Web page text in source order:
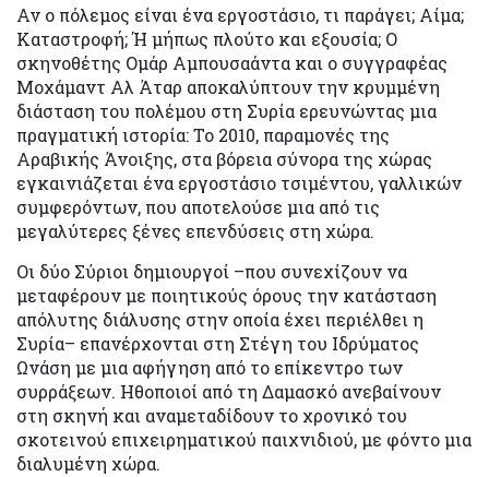
Αν ο πόλεμος είναι ένα εργοστάσιο, τι παράγει; Αίμα;
Καταστροφή; Ή μήπως πλούτο και εξουσία; Ο
σκηνοθέτης Ομάρ Αμπουσαάντα και ο συγγραφέας
Μοχάμαντ Αλ Άταρ αποκαλύπτουν την κρυμμένη
διάσταση του πολέμου στη Συρία ερευνώντας μια
πραγματική ιστορία: Το 2010, παραμονές της
Αραβικής Άνοιξης, στα βόρεια σύνορα της χώρας
εγκαινιάζεται ένα εργοστάσιο τσιμέντου, γαλλικών
συμφερόντων, που αποτελούσε μια από τις
μεγαλύτερες ξένες επενδύσεις στη χώρα.
Οι δύο Σύριοι δημιουργοί –που συνεχίζουν να
μεταφέρουν με ποιητικούς όρους την κατάσταση
απόλυτης διάλυσης στην οποία έχει περιέλθει η
Συρία– επανέρχονται στη Στέγη του Ιδρύματος
Ωνάση με μια αφήγηση από το επίκεντρο των
συρράξεων. Ηθοποιοί από τη Δαμασκό ανεβαίνουν
στη σκηνή και αναμεταδίδουν το χρονικό του
σκοτεινού επιχειρηματικού παιχνιδιού, με φόντο μια
διαλυμένη χώρα.